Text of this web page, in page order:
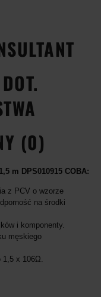
(0)
m DPS010915 COBA:
z PCV o wzorze
na środki
i komponenty.
męskiego
x 106Ω.